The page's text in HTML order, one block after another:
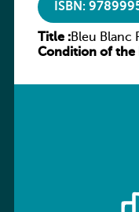
ISBN:
Title :Bleu Blanc
Condition of the